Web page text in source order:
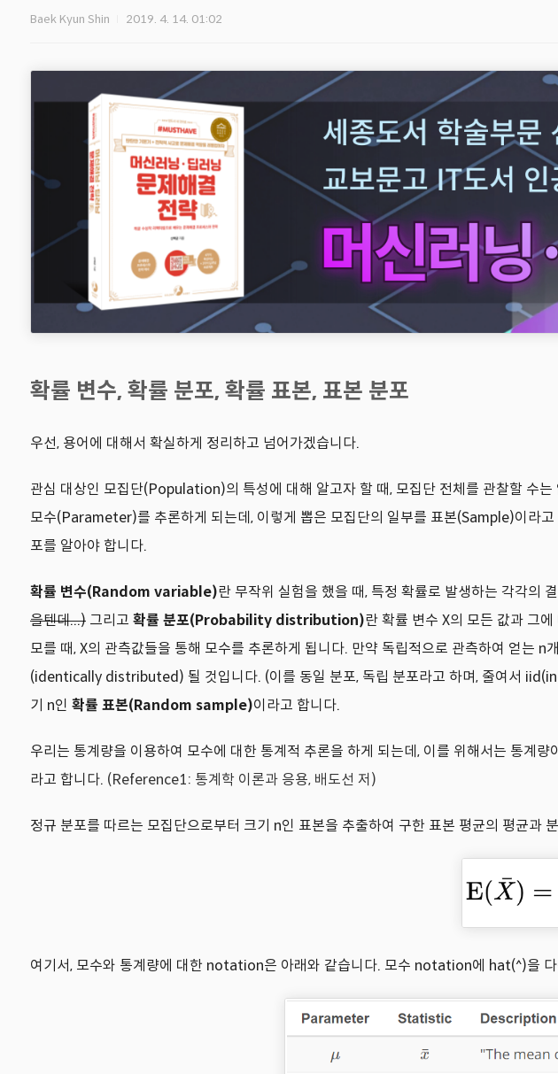
Baek Kyun Shin 2019. 4. 14. 01:02
확률 변수, 확률 분포, 확률 표본, 표본 분포
우선, 용어에 대해서 확실하게 정리하고 넘어가겠습니다.
관심 대상인 모집단(Population)의 특성에 대해 알고자 할 때, 모집단 전체를 관찰할 수
모수(Parameter)를 추론하게 되는데, 이렇게 뽑은 모집단의 일부를 표본(Sample)이라
포를 알아야 합니다.
확률 변수(Random variable)란 무작위 실험을 했을 때, 특정 확률로 발생하는 각각의
을텐데...) 그리고 확률 분포(Probability distribution)란 확률 변수 X의 모든 값과 그
모를 때, X의 관측값들을 통해 모수를 추론하게 됩니다. 만약 독립적으로 관측하여 얻는
(identically distributed) 될 것입니다. (이를 동일 분포, 독립 분포라고 하며, 줄여서
기 n인 확률 표본(Random sample)이라고 합니다.
우리는 통계량을 이용하여 모수에 대한 통계적 추론을 하게 되는데, 이를 위해서는 통계
라고 합니다. (Reference1: 통계학 이론과 응용, 배도선 저)
정규 분포를 따르는 모집단으로부터 크기 n인 표본을 추출하여 구한 표본 평균의 평균과
여기서, 모수와 통계량에 대한 notation은 아래와 같습니다. 모수 notation에 hat(^)을